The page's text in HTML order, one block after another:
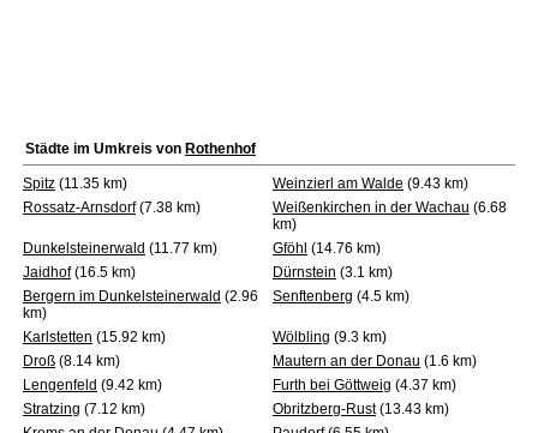
Städte im Umkreis von Rothenhof
Spitz (11.35 km) Weinzierl am Walde (9.43 km)
Rossatz-Arnsdorf(7.38 km) Weißenkirchen in der Wachau (6.68
km)
Dunkelsteinerwald (11.77 km) Gföhl (14.76 km)
Jaidhof(16.5 km) Dürnstein (3.1 km)
Bergern im Dunkelsteinerwald (2.96
km)
Senftenberg (4.5 km)
Karlstetten (15.92 km) Wölbling (9.3 km)
Droß (8.14 km) Mautern an der Donau (1.6 km)
Lengenfeld (9.42 km) Furth bei Göttweig (4.37 km)
Stratzing (7.12 km) Obritzberg-Rust(13.43 km)